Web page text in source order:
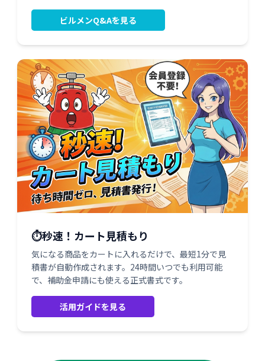
ビルメンQ&Aを見る
⏱️秒速！カート見積もり
気になる商品をカートに入れるだけで、最短1分で見
積書が自動作成されます。24時間いつでも利用可能
で、補助金申請にも使える正式書式です。
活用ガイドを見る